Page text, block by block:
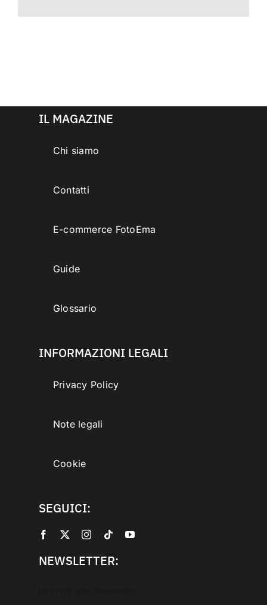
IL MAGAZINE
Chi siamo
Contatti
E-commerce FotoEma
Guide
Glossario
INFORMAZIONI LEGALI
Privacy Policy
Note legali
Cookie
SEGUICI:
NEWSLETTER: